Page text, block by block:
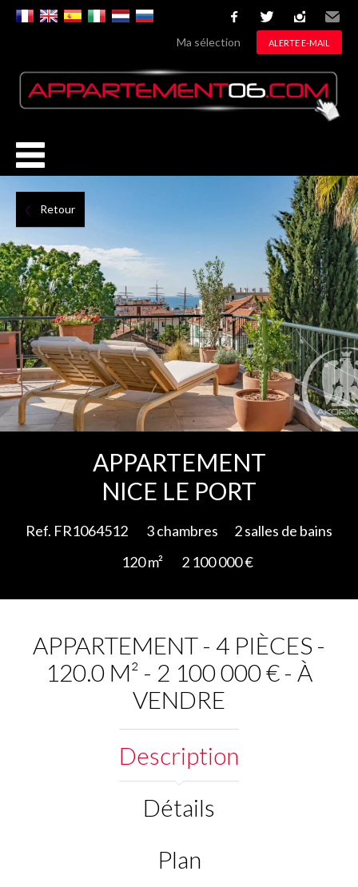
facebooktwitterinstagram
Email
Ma sélection ALERTE E-MAIL
Retour
APPARTEMENT
NICE LE PORT
Ref. FR1064512 3 chambres
2 salles de bains
120 m²
2 100 000 €
APPARTEMENT - 4 PIÈCES -
120.0 M² - 2 100 000 € - À
VENDRE
Description
Détails
Plan